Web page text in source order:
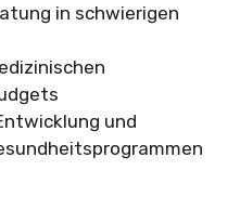
in schwierigen
und